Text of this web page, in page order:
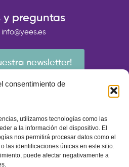
consentimiento de
utilizamos tecnologías como las
a la información del dispositivo. El
nos permitirá procesar datos como el
las identificaciones únicas en este sitio.
puede afectar negativamente a
y preguntas
info@yees.es
newsletter!